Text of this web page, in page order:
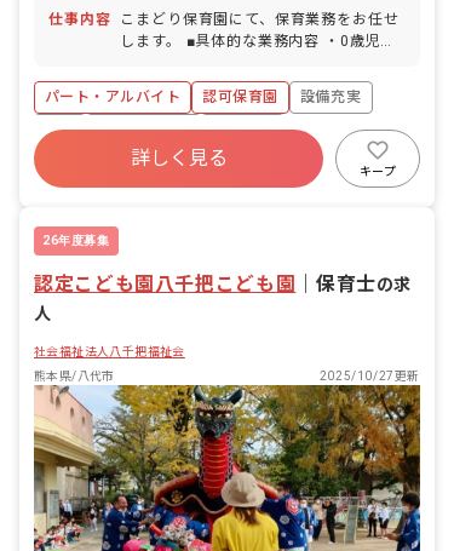
児休暇 ■介護休暇 ■看護休暇
仕事内容
こまどり保育園にて、保育業務をお任せ
します。 ■具体的な業務内容 ・0歳児～5
児） ・製作や行事の準備 等
パート・アルバイト 認可保育園
設備充実
有給
産休育休制度
車通勤可
未経験歓迎
詳しく見る
キープ
26年度募集
認定こども園八千把こども園 保育士の求
人
社会福祉法人八千把福祉会
熊本県/八代市
2025/10/27更新